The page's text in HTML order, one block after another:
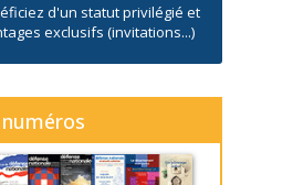
d'un statut privilégié et
exclusifs (invitations...)